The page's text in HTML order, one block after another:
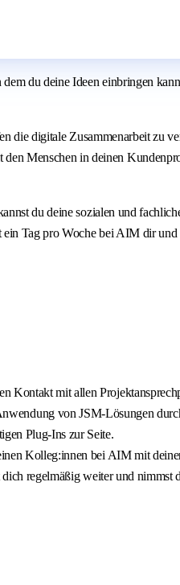
du deine Ideen einbringen
die digitale Zusammenarbeit zu
Menschen in deinen
du deine sozialen und
Tag pro Woche bei AIM dir
mit allen
von JSM-Lösungen
Plug-Ins zur Seite.
Kolleg:innen bei AIM mit
regelmäßig weiter und